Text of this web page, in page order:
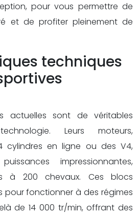
pour vous permettre de
et de profiter pleinement de
techniques
actuelles sont de véritables
Leurs moteurs,
cylindres en ligne ou des V4,
impressionnantes,
à 200 chevaux. Ces blocs
pour fonctionner à des régimes
de 14 000 tr/min, offrant des